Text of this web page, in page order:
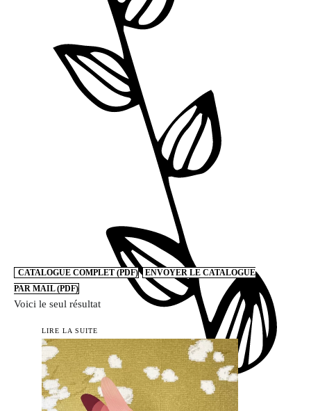
CATALOGUE COMPLET (PDF)
ENVOYER LE CATALOGUE
PAR MAIL (PDF)
Voici le seul résultat
LIRE LA SUITE